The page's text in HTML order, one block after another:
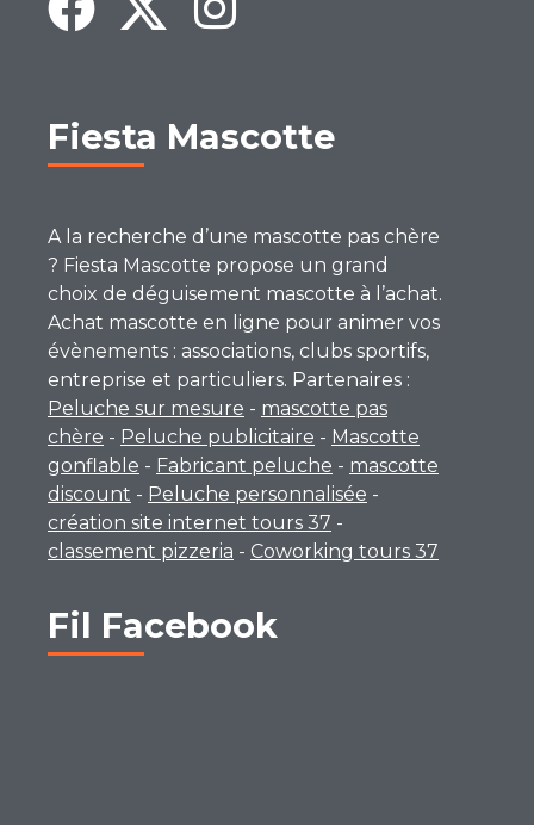
Fiesta Mascotte
A la recherche d’une mascotte pas chère
? Fiesta Mascotte propose un grand
choix de déguisement mascotte à l’achat.
Achat mascotte en ligne pour animer vos
évènements : associations, clubs sportifs,
entreprise et particuliers. Partenaires :
Peluche sur mesure - mascotte pas
chère - Peluche publicitaire - Mascotte
gonflable - Fabricant peluche - mascotte
discount - Peluche personnalisée -
création site internet tours 37 -
classement pizzeria - Coworking tours 37
Fil Facebook